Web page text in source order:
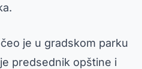
je u gradskom parku
predsednik opštine i